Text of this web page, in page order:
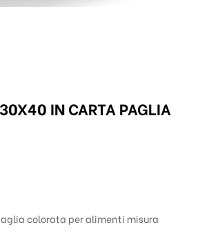
IN CARTA PAGLIA
colorata per alimenti misura